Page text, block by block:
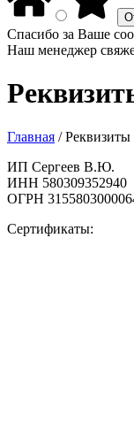
Спасибо за Ваше
Наш менеджер
Главная /Реквизиты
ИП Сергеев В.Ю.
ИНН 580309352940
ОГРН
Сертификаты: